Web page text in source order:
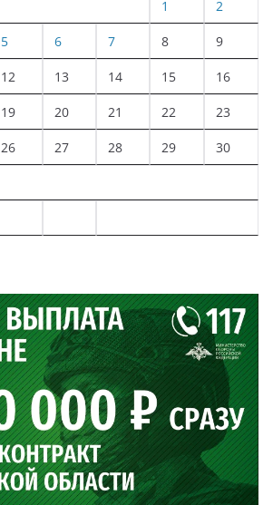
1 2
5 6 7 8 9
12 13 14 15 16
19 20 21 22 23
26 27 28 29 30